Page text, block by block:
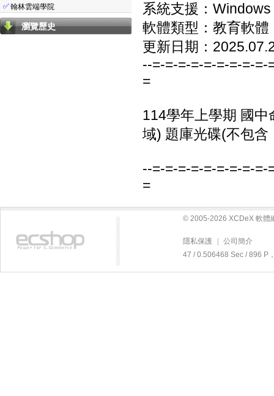
✅翰林雲端學院
瀏覽歷史
系統支援：
軟體類型：教育軟體
更新日期：
--=-=-=-=-=-=-=-=-=-
=
114學年上學期 國
域) 題庫光碟(不包含
--=-=-=-=-=-=-=-=-=-
=
© 2005-2026 XCDeX 軟體
隱私保護
公司簡介
47 / 0.506468 Sec / 896 P